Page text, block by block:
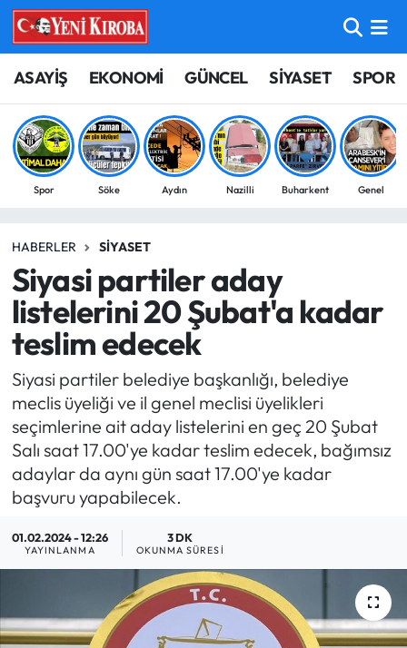
ASAYİŞ EKONOMİ GÜNCEL SİYASET SPOR
Spor Söke Aydın Nazilli Buharkent Genel
HABERLER SIYASET
Siyasi partiler aday
listelerini 20 Şubat'a kadar
teslim edecek
Siyasi partiler belediye başkanlığı, belediye
meclis üyeliği ve il genel meclisi üyelikleri
seçimlerine ait aday listelerini en geç 20 Şubat
Salı saat 17.00'ye kadar teslim edecek, bağımsız
adaylar da aynı gün saat 17.00'ye kadar
başvuru yapabilecek.
01.02.2024 - 12:26
YAYINLANMA
3 DK
OKUNMA SÜRESI
ASAYİŞ
BİLİM-TEKNOLOJİ
ÇEVRE
EĞİTİM
EKONOMİ
GÜNCEL
GÜNDEM
MAGAZİN
SAĞLIK
SİYASET
TARIM
Aydın Nöbetçi Eczaneler
Aydın Hava Durumu
Aydin Namaz Vakitleri
Süper Lig Puan Durumu ve Fikstür
Tüm Manşetler
Son Dakika Haberleri
Haber Arşivi